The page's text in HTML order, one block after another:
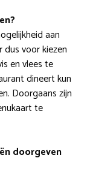
aan
dus voor kiezen
en vlees te
dineert kun
Doorgaans zijn
te
doorgeven